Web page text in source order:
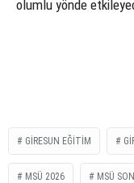
olumlu yönde
GIRESUN EĞITIM
MSÜ 2026 MSÜ